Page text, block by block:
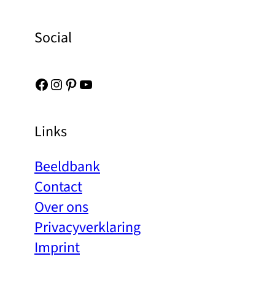
Social
Facebook Instagram Pinterest YouTube
Links
Beeldbank
Contact
Over ons
Privacyverklaring
Imprint